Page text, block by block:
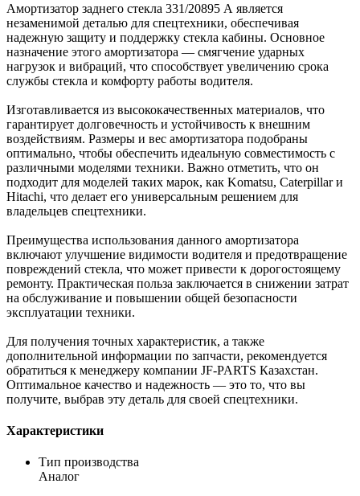
Амортизатор заднего стекла 331/20895 А является
незаменимой деталью для спецтехники, обеспечивая
надежную защиту и поддержку стекла кабины. Основное
назначение этого амортизатора — смягчение ударных
нагрузок и вибраций, что способствует увеличению срока
службы стекла и комфорту работы водителя.
Изготавливается из высококачественных материалов, что
гарантирует долговечность и устойчивость к внешним
воздействиям. Размеры и вес амортизатора подобраны
оптимально, чтобы обеспечить идеальную совместимость с
различными моделями техники. Важно отметить, что он
подходит для моделей таких марок, как Komatsu, Caterpillar и
Hitachi, что делает его универсальным решением для
владельцев спецтехники.
Преимущества использования данного амортизатора
включают улучшение видимости водителя и предотвращение
повреждений стекла, что может привести к дорогостоящему
ремонту. Практическая польза заключается в снижении затрат
на обслуживание и повышении общей безопасности
эксплуатации техники.
Для получения точных характеристик, а также
дополнительной информации по запчасти, рекомендуется
обратиться к менеджеру компании JF-PARTS Казахстан.
Оптимальное качество и надежность — это то, что вы
получите, выбрав эту деталь для своей спецтехники.
Характеристики
Тип производства
Аналог